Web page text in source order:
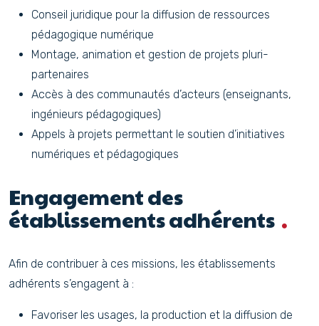
Conseil juridique pour la diffusion de ressources
pédagogique numérique
Montage, animation et gestion de projets pluri-
partenaires
Accès à des communautés d’acteurs (enseignants,
ingénieurs pédagogiques)
Appels à projets permettant le soutien d’initiatives
numériques et pédagogiques
Engagement des
établissements adhérents
Afin de contribuer à ces missions, les établissements
adhérents s’engagent à :
Favoriser les usages, la production et la diffusion de